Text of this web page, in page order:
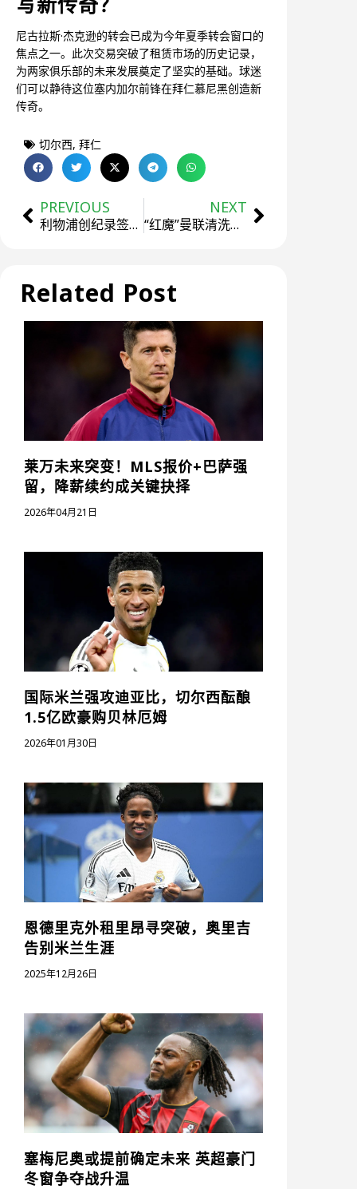
尼古拉斯·杰克逊的转会已成为今年夏季转会窗口的
焦点之一。此次交易突破了租赁市场的历史记录，
为两家俱乐部的未来发展奠定了坚实的基础。球迷
们可以静待这位塞内加尔前锋在拜仁慕尼黑创造新
传奇。
切尔西, 拜仁
PREVIOUS
利物浦创纪录签下伊萨克，转会费高达1.3亿英镑
NEXT
“红魔”曼联清洗奥纳纳！特拉布宗承担薪资并热烈欢迎新门神
Related Post
莱万未来突变！MLS报价+巴萨强
留，降薪续约成关键抉择
2026年04月21日
国际米兰强攻迪亚比，切尔西酝酿
1.5亿欧豪购贝林厄姆
2026年01月30日
恩德里克外租里昂寻突破，奥里吉
告别米兰生涯
2025年12月26日
塞梅尼奥或提前确定未来 英超豪门
冬窗争夺战升温